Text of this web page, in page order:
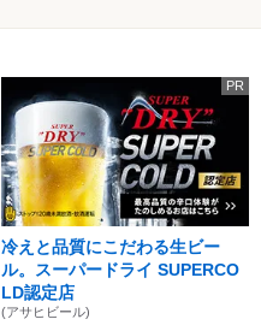
PR
冷えと品質にこだわる生ビー
ル。スーパードライ SUPERCO
LD認定店
(アサヒビール)